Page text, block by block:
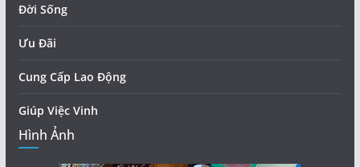
Đời Sống
Ưu Đãi
Cung Cấp Lao Động
Giúp Việc Vinh
Hình Ảnh